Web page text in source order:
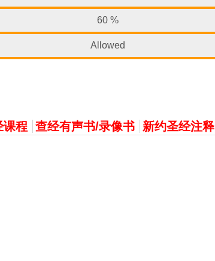
60 %
Allowed
课程 查经有声书/录像书 新约圣经注释